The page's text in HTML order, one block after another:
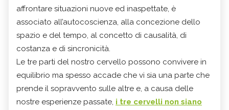
affrontare situazioni nuove ed inaspettate, è
associato all’autocoscienza, alla concezione dello
spazio e del tempo, al concetto di causalità, di
costanza e di sincronicità.
Le tre parti del nostro cervello possono convivere in
equilibrio ma spesso accade che vi sia una parte che
prende il sopravvento sulle altre e, a causa delle
nostre esperienze passate, i tre cervelli non siano